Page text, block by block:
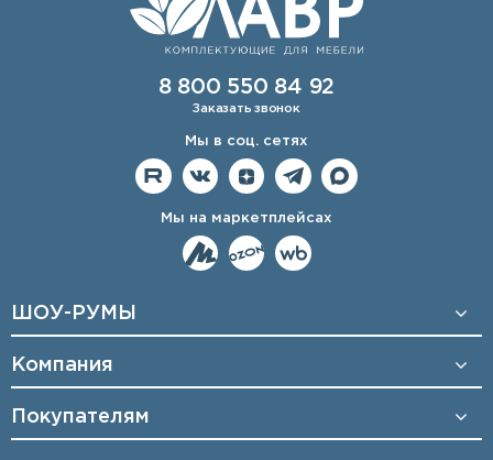
8 800 550 84 92
Заказать звонок
Мы в соц. сетях
Мы на маркетплейсах
ШОУ-РУМЫ
Компания
Покупателям